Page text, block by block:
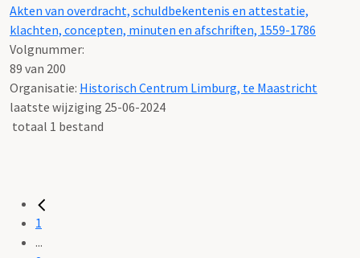
Akten van overdracht, schuldbekentenis en attestatie,
klachten, concepten, minuten en afschriften, 1559-1786
Volgnummer:
89 van 200
Organisatie: Historisch Centrum Limburg, te Maastricht
laatste wijziging 25-06-2024
totaal 1 bestand
1
...